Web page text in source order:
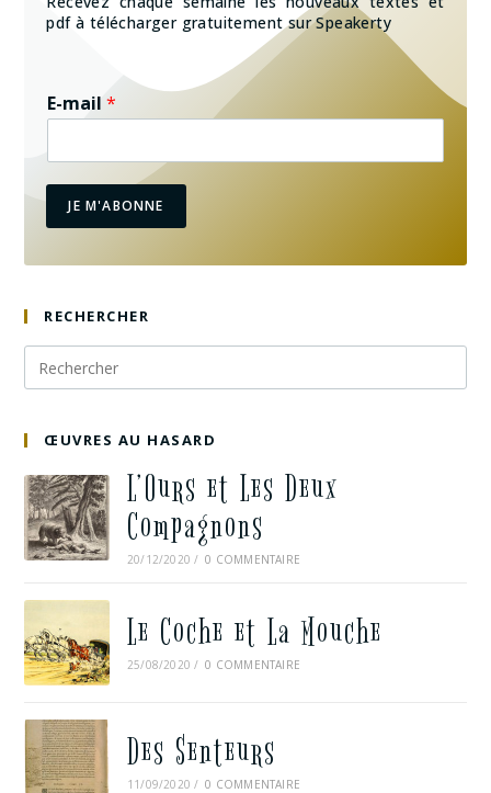
pdf à télécharger gratuitement sur Speakerty
E-mail*
JE M'ABONNE
RECHERCHER
ŒUVRES AU HASARD
L’Ours et Les Deux
Compagnons
20/12/2020 / 0 COMMENTAIRE
Le Coche et La Mouche
25/08/2020 / 0 COMMENTAIRE
Des Senteurs
11/09/2020 / 0 COMMENTAIRE